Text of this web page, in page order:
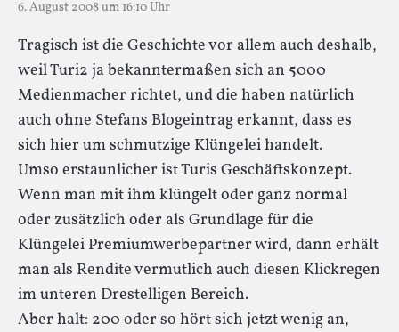
6. August 2008 um 16:10 Uhr
Tragisch ist die Geschichte vor allem auch deshalb,
weil Turi2 ja bekanntermaßen sich an 5000
Medienmacher richtet, und die haben natürlich
auch ohne Stefans Blogeintrag erkannt, dass es
sich hier um schmutzige Klüngelei handelt.
Umso erstaunlicher ist Turis Geschäftskonzept.
Wenn man mit ihm klüngelt oder ganz normal
oder zusätzlich oder als Grundlage für die
Klüngelei Premiumwerbepartner wird, dann erhält
man als Rendite vermutlich auch diesen Klickregen
im unteren Drestelligen Bereich.
Aber halt: 200 oder so hört sich jetzt wenig an,